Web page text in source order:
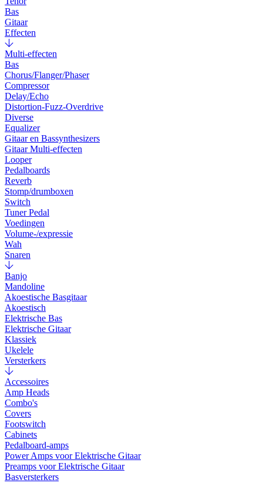
Bas
Gitaar
Effecten
Multi-effecten
Bas
Chorus/Flanger/Phaser
Compressor
Delay/Echo
Distortion-Fuzz-Overdrive
Diverse
Equalizer
Gitaar en Bassynthesizers
Gitaar Multi-effecten
Looper
Pedalboards
Reverb
Stomp/drumboxen
Switch
Tuner Pedal
Voedingen
Volume-/expressie
Wah
Snaren
Banjo
Mandoline
Akoestische Basgitaar
Akoestisch
Elektrische Bas
Elektrische Gitaar
Klassiek
Ukelele
Versterkers
Accessoires
Amp Heads
Combo's
Covers
Footswitch
Cabinets
Pedalboard-amps
Power Amps voor Elektrische Gitaar
Preamps voor Elektrische Gitaar
Basversterkers